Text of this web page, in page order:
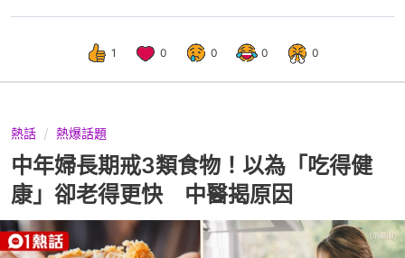
1 0 0 0 0
熱話 熱爆話題
中年婦長期戒3類食物！以為「吃得健
康」卻老得更快 中醫揭原因